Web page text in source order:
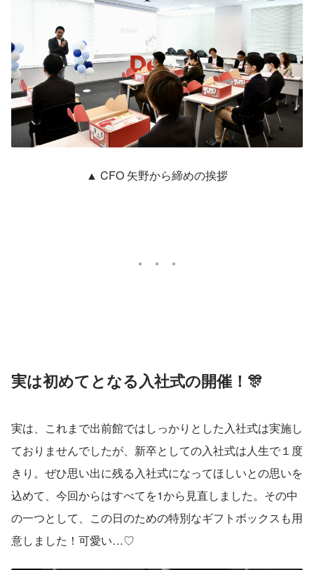
▲ CFO 矢野から締めの挨拶
実は初めてとなる入社式の開催！🎊
実は、これまで出前館ではしっかりとした入社式は実施し
ておりませんでしたが、新卒としての入社式は人生で１度
きり。ぜひ思い出に残る入社式になってほしいとの思いを
込めて、今回からはすべてを1から見直しました。その中
の一つとして、この日のための特別なギフトボックスも用
意しました！可愛い…♡